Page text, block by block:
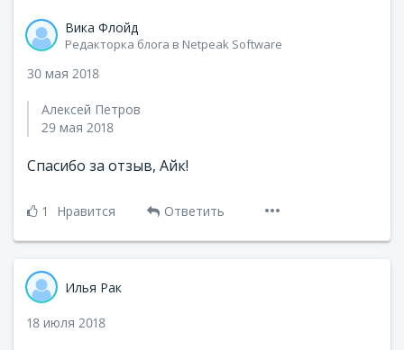
Вика Флойд
Редакторка блога в Netpeak Software
30 мая 2018
Алексей Петров
29 мая 2018
Спасибо за отзыв, Айк!
1 Нравится Ответить
Илья Рак
18 июля 2018